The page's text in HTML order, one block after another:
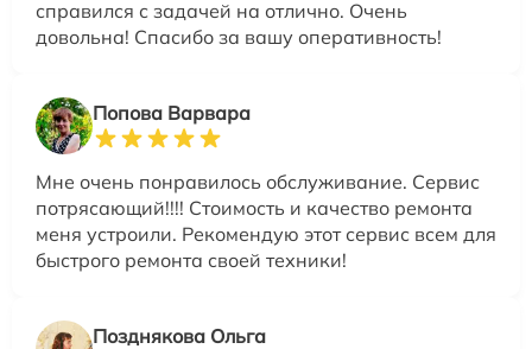
справился с задачей на отлично. Очень
довольна! Спасибо за вашу оперативность!
Попова Варвара
Мне очень понравилось обслуживание. Сервис
потрясающий!!!! Стоимость и качество ремонта
меня устроили. Рекомендую этот сервис всем для
быстрого ремонта своей техники!
Позднякова Ольга